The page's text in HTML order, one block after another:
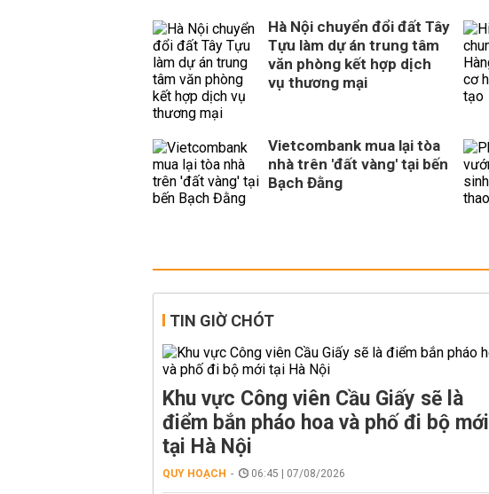
Hà Nội chuyển đổi đất Tây
Tựu làm dự án trung tâm
văn phòng kết hợp dịch
vụ thương mại
Vietcombank mua lại tòa
nhà trên 'đất vàng' tại bến
Bạch Đằng
TIN GIỜ CHÓT
Khu vực Công viên Cầu Giấy sẽ là
điểm bắn pháo hoa và phố đi bộ mới
tại Hà Nội
QUY HOẠCH 06:45 | 07/08/2026